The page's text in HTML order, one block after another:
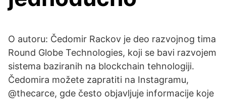
O autoru: Čedomir Rackov je deo razvojnog tima
Round Globe Technologies, koji se bavi razvojem
sistema baziranih na blockchain tehnologiji.
Čedomira možete zapratiti na Instagramu,
@thecarce, gde često objavljuje informacije koje